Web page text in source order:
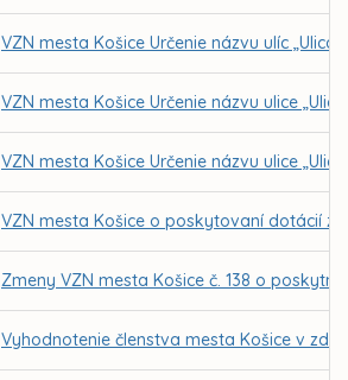
VZN mesta Košice Určenie názvu ulíc „Ulica
VZN mesta Košice Určenie názvu ulice
VZN mesta Košice Určenie názvu ulice
VZN mesta Košice o poskytovaní dotácií z
Zmeny VZN mesta Košice č. 138 o
Vyhodnotenie členstva mesta Košice v